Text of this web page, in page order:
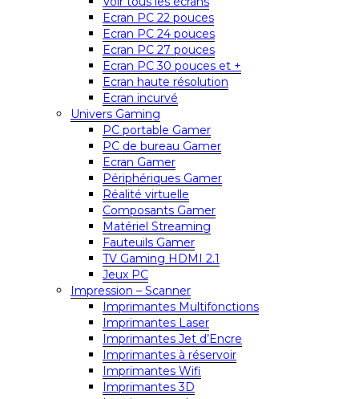
Ecran PC 22 pouces
Ecran PC 24 pouces
Ecran PC 27 pouces
Ecran PC 30 pouces et +
Ecran haute résolution
Ecran incurvé
Univers Gaming
PC portable Gamer
PC de bureau Gamer
Ecran Gamer
Périphériques Gamer
Réalité virtuelle
Composants Gamer
Matériel Streaming
Fauteuils Gamer
TV Gaming HDMI 2.1
Jeux PC
Impression – Scanner
Imprimantes Multifonctions
Imprimantes Laser
Imprimantes Jet d’Encre
Imprimantes à réservoir
Imprimantes Wifi
Imprimantes 3D